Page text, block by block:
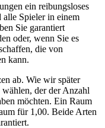
ein reibungsloses
alle Spieler in einem
Sie garantiert
oder, wenn Sie es
die von
kann.
ab. Wie wir später
wählen, der der Anzahl
möchten. Ein Raum
für 1,00. Beide Arten